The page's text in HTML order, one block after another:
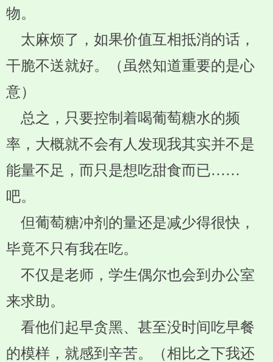
物。
太麻烦了，如果价值互相抵消的话，
干脆不送就好。（虽然知道重要的是心
意）
总之，只要控制着喝葡萄糖水的频
率，大概就不会有人发现我其实并不是
能量不足，而只是想吃甜食而已……
吧。
但葡萄糖冲剂的量还是减少得很快，
毕竟不只有我在吃。
不仅是老师，学生偶尔也会到办公室
来求助。
看他们起早贪黑、甚至没时间吃早餐
的模样，就感到辛苦。（相比之下我还